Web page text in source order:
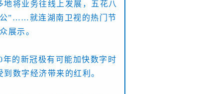
将业务往线上发展，五花八
公”……就连湖南卫视的热门节
展示。
的新冠极有可能加快数字时
数字经济带来的红利。